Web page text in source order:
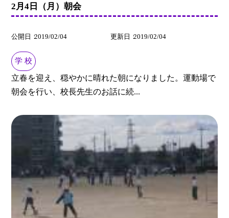
2月4日（月）朝会
公開日 2019/02/04 更新日 2019/02/04
学 校
立春を迎え、穏やかに晴れた朝になりました。運動場で
朝会を行い、校長先生のお話に続...